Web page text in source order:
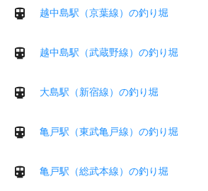
越中島駅（京葉線）の釣り堀
越中島駅（武蔵野線）の釣り堀
大島駅（新宿線）の釣り堀
亀戸駅（東武亀戸線）の釣り堀
亀戸駅（総武本線）の釣り堀